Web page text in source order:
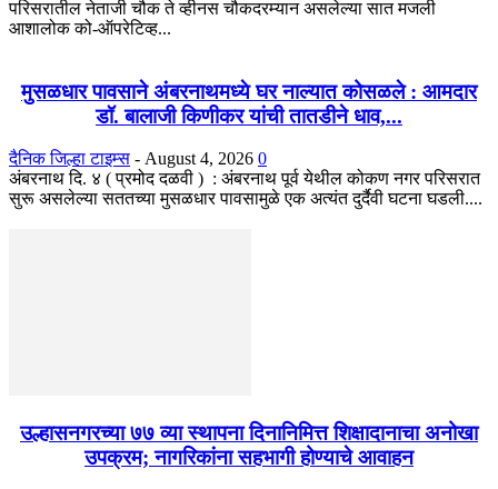
परिसरातील नेताजी चौक ते व्हीनस चौकदरम्यान असलेल्या सात मजली
आशालोक को-ऑपरेटिव्ह...
मुसळधार पावसाने अंबरनाथमध्ये घर नाल्यात कोसळले : आमदार
डॉ. बालाजी किणीकर यांची तातडीने धाव,...
दैनिक जिल्हा टाइम्स - August 4, 2026 0
अंबरनाथ दि. ४ ( प्रमोद दळवी ) : अंबरनाथ पूर्व येथील कोकण नगर परिसरात
सुरू असलेल्या सततच्या मुसळधार पावसामुळे एक अत्यंत दुर्दैवी घटना घडली....
उल्हासनगरच्या ७७ व्या स्थापना दिनानिमित्त शिक्षादानाचा अनोखा
उपक्रम; नागरिकांना सहभागी होण्याचे आवाहन